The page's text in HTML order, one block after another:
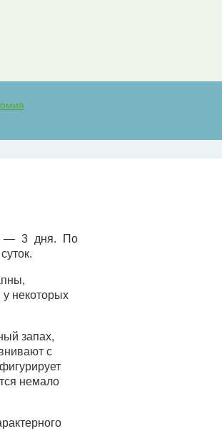
2 — 3 дня. По
у некоторых
запах,
с
немало